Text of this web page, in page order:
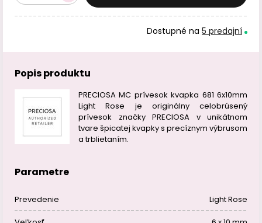
Dostupné na 5 predajní
Popis produktu
PRECIOSA MC prívesok kvapka 681 6x10mm
Light Rose je originálny celobrúsený
prívesok značky PRECIOSA v unikátnom
tvare špicatej kvapky s precíznym výbrusom
a trblietaním.
Parametre
Prevedenie Light Rose